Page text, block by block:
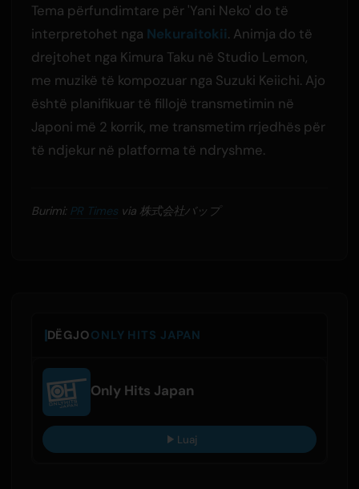
Tema përfundimtare për 'Yani Neko' do të
interpretohet nga Nekuraitokii. Animja do të
drejtohet nga Kimura Taku në Studio Lemon,
me muzikë të kompozuar nga Suzuki Keiichi. Ajo
është planifikuar të fillojë transmetimin në
Japoni më 2 korrik, me transmetim rrjedhës për
të ndjekur në platforma të ndryshme.
Burimi: PR Timesvia 株式会社バップ
DËGJOONLY HITS JAPAN
Only Hits Japan
Luaj